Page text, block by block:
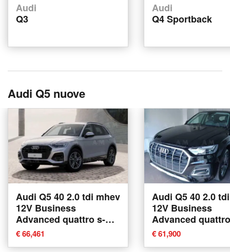
Audi
Q3
Audi
Q4 Sportback
Audi Q5 nuove
Audi Q5 40 2.0 tdi mhev
12V Business
Advanced quattro s-
tronic nuova a Padova
€ 66,461
Audi Q5 40 2.0
12V Business
Advanced
tronic nuova a
€ 61,900